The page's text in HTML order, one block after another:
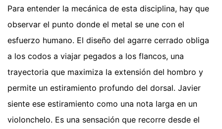
Para entender la mecánica de esta disciplina, hay que
observar el punto donde el metal se une con el
esfuerzo humano. El diseño del agarre cerrado obliga
a los codos a viajar pegados a los flancos, una
trayectoria que maximiza la extensión del hombro y
permite un estiramiento profundo del dorsal. Javier
siente ese estiramiento como una nota larga en un
violonchelo. Es una sensación que recorre desde el